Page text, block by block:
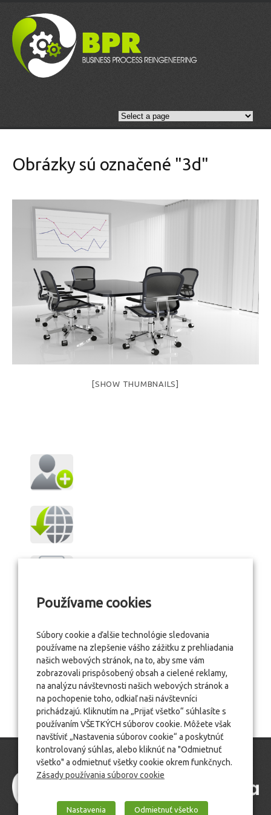
Obrázky sú označené "3d"
[SHOW THUMBNAILS]
Používame cookies
Súbory cookie a ďalšie technológie sledovania
používame na zlepšenie vášho zážitku z prehliadania
našich webových stránok, na to, aby sme vám
zobrazovali prispôsobený obsah a cielené reklamy,
na analýzu návštevnosti našich webových stránok a
na pochopenie toho, odkiaľ naši návštevníci
prichádzajú. Kliknutím na „Prijať všetko“ súhlasíte s
používaním VŠETKÝCH súborov cookie. Môžete však
navštíviť „Nastavenia súborov cookie“ a poskytnúť
kontrolovaný súhlas, alebo kliknúť na "Odmietnuť
všetko" a odmietnuť všetky cookie okrem funkčnych.
Zásady používania súborov cookie
Nastavenia Odmietnuť všetko